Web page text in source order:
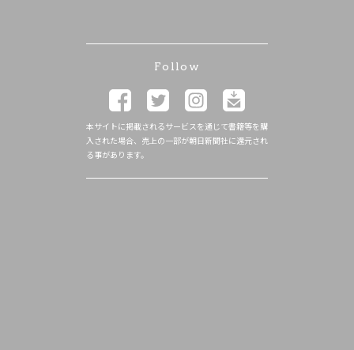
Follow
本サイトに掲載されるサービスを通じて書籍等を購
入された場合、売上の一部が朝日新聞社に還元され
る事があります。